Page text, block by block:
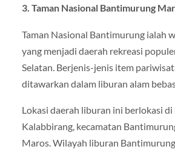
3. Taman Nasional Bantimurung
Taman Nasional Bantimurung ialah
yang menjadi daerah rekreasi
Selatan. Berjenis-jenis item
ditawarkan dalam liburan alam
Lokasi daerah liburan ini berlokasi
Kalabbirang, kecamatan
Maros. Wilayah liburan